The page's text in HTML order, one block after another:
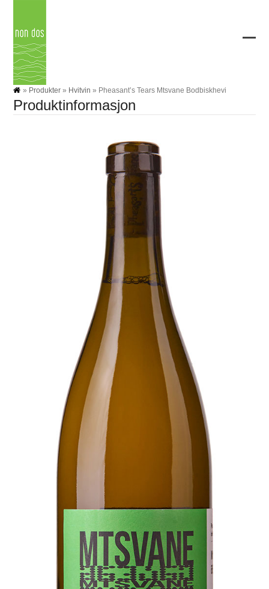
content
» Produkter » Hvitvin » Pheasant’s Tears Mtsvane Bodbiskhevi
Produktinformasjon